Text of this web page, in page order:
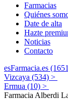
Farmacias
Quiénes
Date de alta
Hazte
Noticias
Contacto
esFarmacia.es
Vizcaya (534) >
Ermua (10) >
Farmacia Alberdi